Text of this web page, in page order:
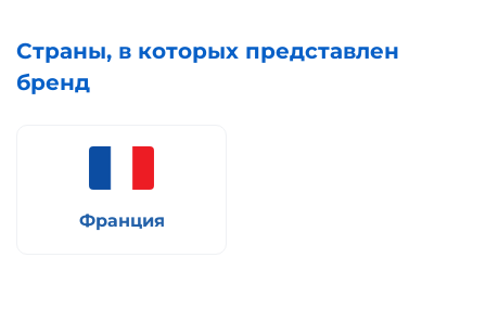
Страны, в которых представлен
бренд
Франция